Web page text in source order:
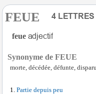
FEUE
feue
Synonyme de FEUE
morte, décédée, défunte,
Partie depuis peu